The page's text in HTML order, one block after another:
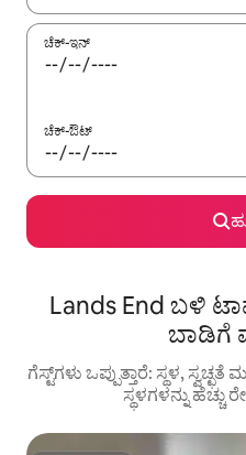
ಚೆಕ್-ಇನ್
ಚೆಕ್-ಔಟ್
Lands End ಬಳಿ
ಬಾಡಿಗೆ
ಗೆಸ್ಟ್‌ಗಳು ಒಪ್ಪುತ್ತಾರೆ: ಸ್ಥಳ,
ಸ್ಥಳಗಳನ್ನು ಹೆಚ್ಚು